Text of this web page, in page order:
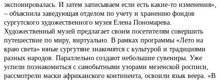
экспонировалась. И затем записываем если есть какие-то изменения»,
– объяснила заведующая отделом по учету и хранению фондов
сургутского художественного музея Елена Пономарева.
Художественный музей предлагает своим посетителям совершить
путешествие по миру, виртуально. В рамках программы «Лето на
краю света» юные сургутяне знакомятся с культурой и традициями
разных народов. Параллельно создают небольшие сувениры. Уже
успели познакомиться с самобытными узорами мезенской росписи,
рассмотрели маски африканского континента, освоили язык веера. «В